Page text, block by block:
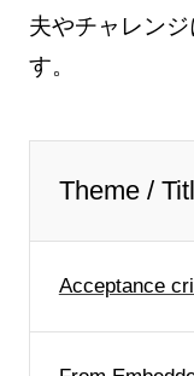
夫やチャレン
す。
Theme /
Acceptance